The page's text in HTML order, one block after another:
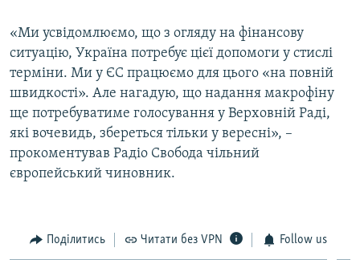
«Ми усвідомлюємо, що з огляду на фінансову
ситуацію, Україна потребує цієї допомоги у стислі
терміни. Ми у ЄС працюємо для цього «на повній
швидкості». Але нагадую, що надання макрофіну
ще потребуватиме голосування у Верховній Раді,
які вочевидь, збереться тільки у вересні», –
прокоментував Радіо Свобода чільний
європейський чиновник.
Поділитись Читати без VPN Follow us